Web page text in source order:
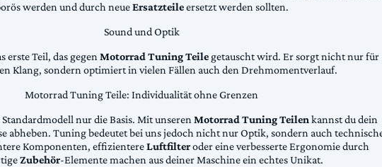
werden und durch neueErsatzteileersetzt werden sollten.
Sound und Optik
erste Teil, das gegenMotorrad Tuning Teile getauscht wird. Er sorgt nicht nur für
Klang, sondern optimiert in vielen Fällen auch den Drehmomentverlauf.
Motorrad Tuning Teile: Individualität ohne Grenzen
nur die Basis. Mit unserenMotorrad Tuning Teilenkannst du dein
abheben. Tuning bedeutet bei uns jedoch nicht nur Optik, sondern auch
Komponenten, effizientereLuftfilteroder eine verbesserte Ergonomie durch
Zubehör-Elemente machen aus deiner Maschine ein echtes Unikat.